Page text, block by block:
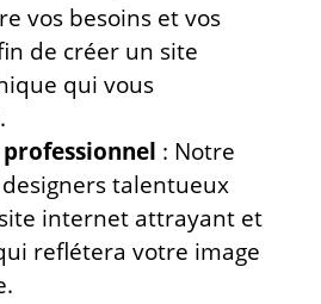
vos besoins et vos
de créer un site
qui vous
: Notre
talentueux
internet attrayant et
reflétera votre image